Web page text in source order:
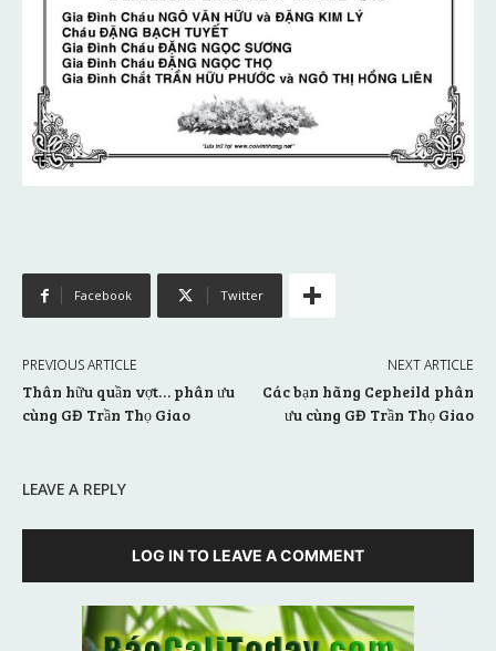
Facebook Twitter
PREVIOUS ARTICLE
Thân hữu quần vợt… phân ưu
cùng GĐ Trần Thọ Giao
NEXT ARTICLE
Các bạn hãng Cepheild phân
ưu cùng GĐ Trần Thọ Giao
LEAVE A REPLY
LOG IN TO LEAVE A COMMENT